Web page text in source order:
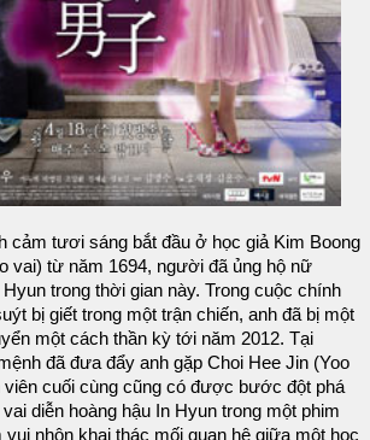
cảm tươi sáng bắt đầu ở học giả Kim Boong
vai) từ năm 1694, người đã ủng hộ nữ
Hyun trong thời gian này. Trong cuộc chính
bị giết trong một trận chiến, anh đã bị một
một cách thần kỳ tới năm 2012. Tại
đã đưa đẩy anh gặp Choi Hee Jin (Yoo
viên cuối cùng cũng có được bước đột phá
diễn hoàng hậu In Hyun trong một phim
vui nhộn khai thác mối quan hệ giữa một học